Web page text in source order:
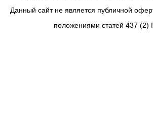
Данный сайт не является публичной
положениями статей 437 (2)